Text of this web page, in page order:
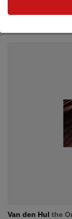
2.280 €
Van den Hul the